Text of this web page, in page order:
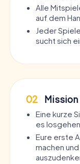
Alle
auf dem
Jeder
sucht sich
02
Eine kurze
es losgehen.
Eure erste
machen